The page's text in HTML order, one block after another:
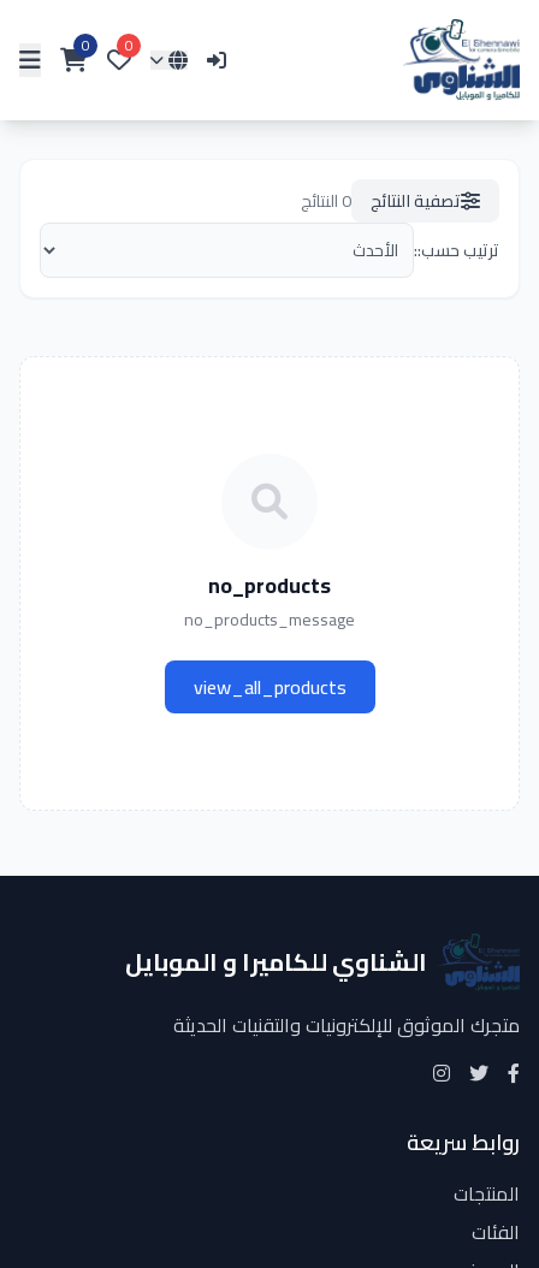
0
0
تصفية النتائج 0النتائج
ترتيب حسب::
no_products
no_products_message
view_all_products
الشناوي للكاميرا و الموبايل
متجرك الموثوق للإلكترونيات والتقنيات الحديثة
روابط سريعة
المنتجات
الفئات